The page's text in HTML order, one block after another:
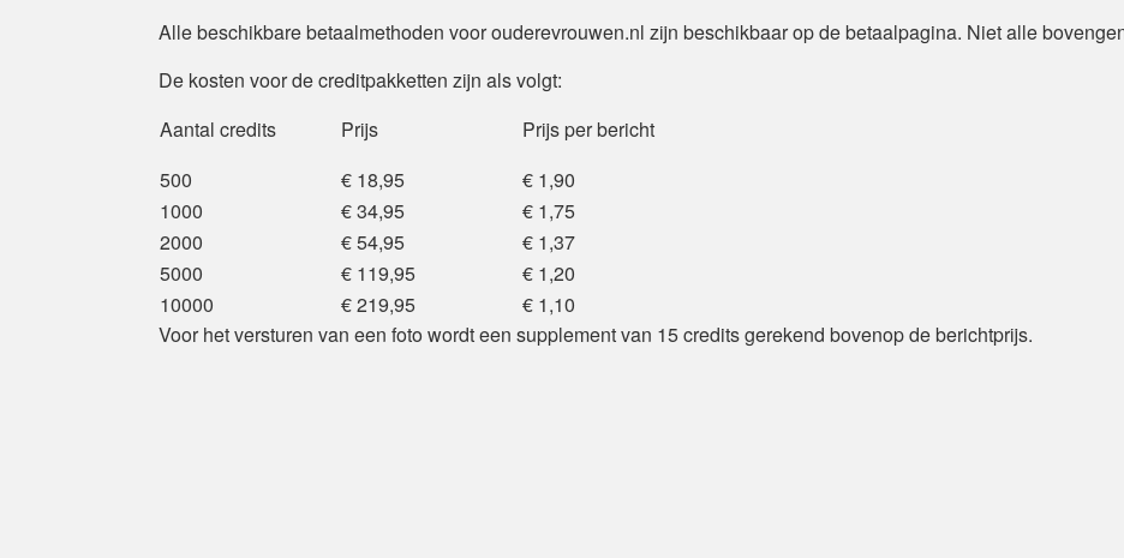
Alle beschikbare betaalmethoden voor ouderevrouwen.nl zijn beschikbaar op de betaalpagina. Niet alle
De kosten voor de creditpakketten zijn als volgt:
Aantal credits
Prijs
Prijs per bericht
500
€ 18,95
€ 1,90
1000
€ 34,95
€ 1,75
2000
€ 54,95
€ 1,37
5000
€ 119,95
€ 1,20
10000
€ 219,95
€ 1,10
Voor het versturen van een foto wordt een supplement van 15 credits gerekend bovenop de berichtprijs.